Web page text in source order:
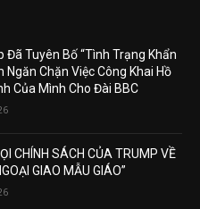
Đã Tuyên Bố “Tình Trạng Khẩn
Ngăn Chặn Việc Công Khai Hồ
Của Mình Cho Đài BBC
CHÍNH SÁCH CỦA TRUMP VỀ
GIAO MẪU GIÁO”